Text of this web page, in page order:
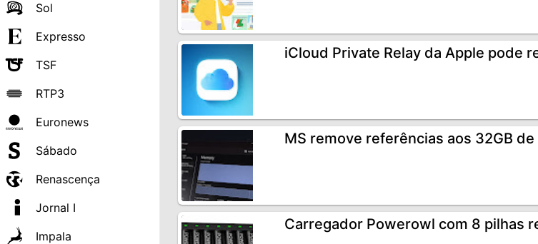
Sol
Expresso
TSF
RTP3
Euronews
Sábado
Renascença
Jornal I
Impala
iCloud Private Relay da Apple pode
MS remove referências aos 32GB
Carregador Powerowl com 8 pilhas